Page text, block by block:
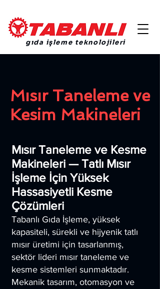
gıda işleme teknolojileri
Mısır Taneleme ve
Kesim Makineleri
Mısır Taneleme ve Kesme
Makineleri — Tatlı Mısır
İşleme İçin Yüksek
Hassasiyetli Kesme
Çözümleri
Tabanlı Gıda İşleme, yüksek
kapasiteli, sürekli ve hijyenik tatlı
mısır üretimi için tasarlanmış,
sektör lideri mısır taneleme ve
kesme sistemleri sunmaktadır.
Mekanik tasarım, otomasyon ve